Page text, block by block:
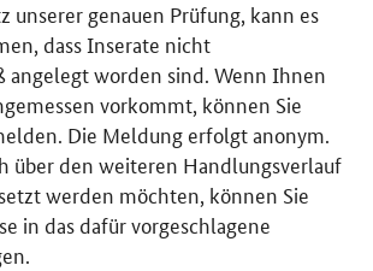
unserer genauen Prüfung, kann es
dass Inserate nicht
angelegt worden sind. Wenn Ihnen
vorkommt, können Sie
Die Meldung erfolgt anonym.
über den weiteren Handlungsverlauf
werden möchten, können Sie
in das dafür vorgeschlagene